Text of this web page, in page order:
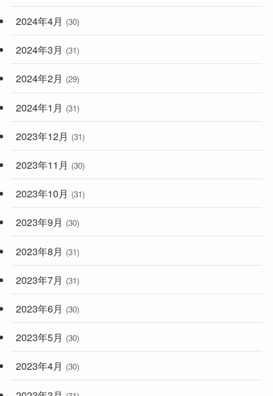
2024年4月 (30)
2024年3月 (31)
2024年2月 (29)
2024年1月 (31)
2023年12月 (31)
2023年11月 (30)
2023年10月 (31)
2023年9月 (30)
2023年8月 (31)
2023年7月 (31)
2023年6月 (30)
2023年5月 (30)
2023年4月 (30)